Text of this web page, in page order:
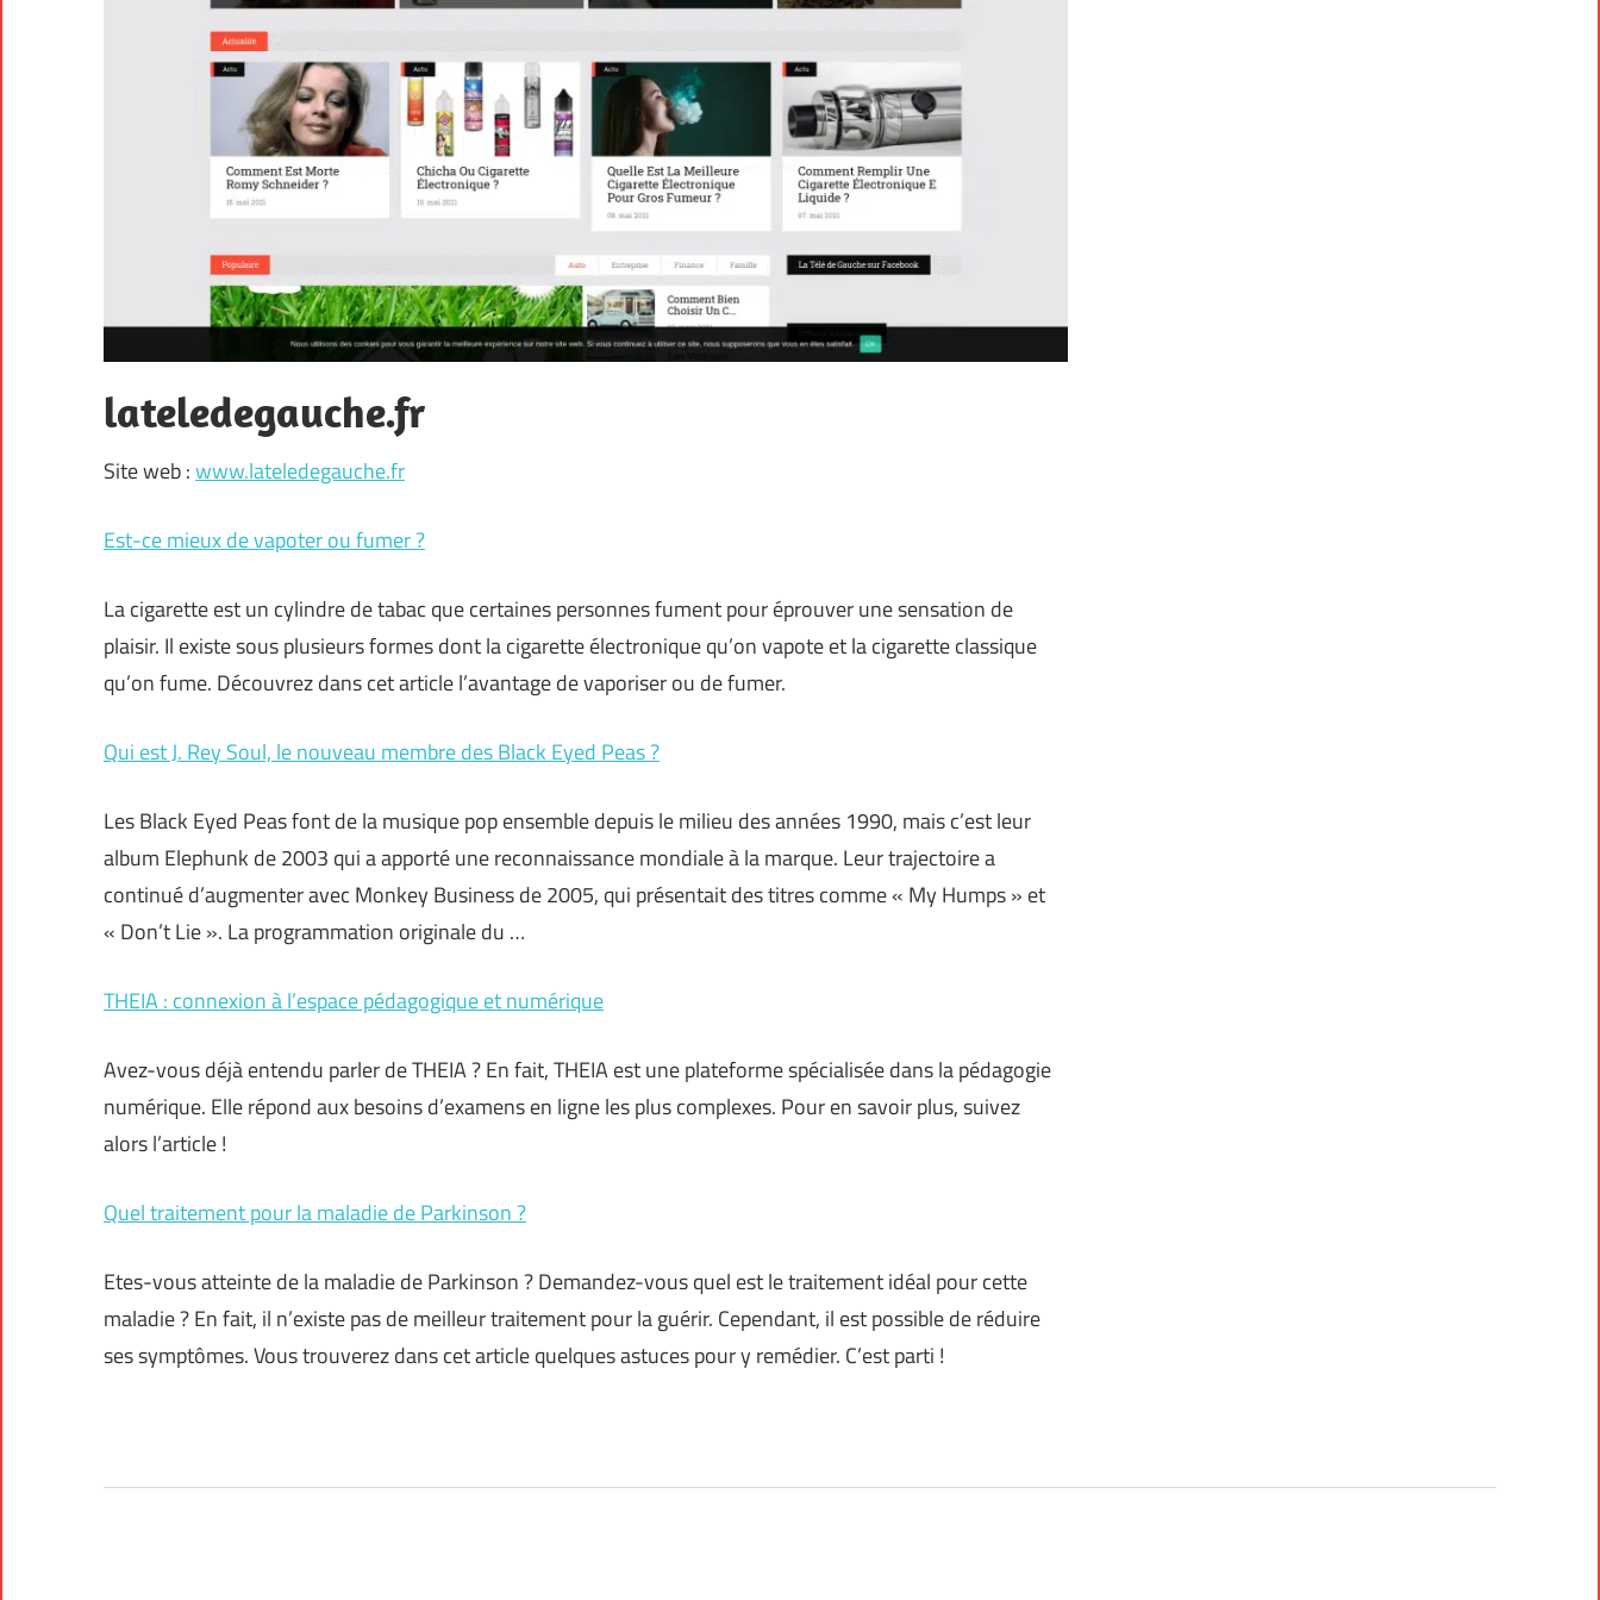
lateledegauche.fr
Site web :www.lateledegauche.fr
Est-ce mieux de vapoter ou fumer ?
La cigarette est un cylindre de tabac que certaines personnes fument pour éprouver une sensation de
plaisir. Il existe sous plusieurs formes dont la cigarette électronique qu’on vapote et la cigarette classique
qu’on fume. Découvrez dans cet article l’avantage de vaporiser ou de fumer.
Qui est J. Rey Soul, le nouveau membre des Black Eyed Peas ?
Les Black Eyed Peas font de la musique pop ensemble depuis le milieu des années 1990, mais c’est leur
album Elephunk de 2003 qui a apporté une reconnaissance mondiale à la marque. Leur trajectoire a
continué d’augmenter avec Monkey Business de 2005, qui présentait des titres comme « My Humps » et
« Don’t Lie ». La programmation originale du …
THEIA : connexion à l’espace pédagogique et numérique
Avez-vous déjà entendu parler de THEIA ? En fait, THEIA est une plateforme spécialisée dans la pédagogie
numérique. Elle répond aux besoins d’examens en ligne les plus complexes. Pour en savoir plus, suivez
alors l’article !
Quel traitement pour la maladie de Parkinson ?
Etes-vous atteinte de la maladie de Parkinson ? Demandez-vous quel est le traitement idéal pour cette
maladie ? En fait, il n’existe pas de meilleur traitement pour la guérir. Cependant, il est possible de réduire
ses symptômes. Vous trouverez dans cet article quelques astuces pour y remédier. C’est parti !